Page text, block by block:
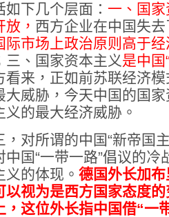
如下几个层面： 一、国
放， 西方企业在中国失去
际市场上政治原则高于
三、国家资本主义是中国
看来，正如前苏联经济
大威胁，今天中国的国
义的最大经济威胁。
，对所谓的中国“新帝国
中国“一带一路”倡议的
义的体现。 德国外长加
以视为是西方国家态度
，这位外长指中国借“一